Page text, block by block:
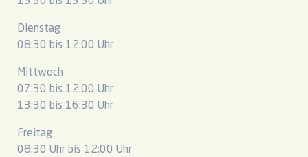
Dienstag
08:30 bis 12:00 Uhr
Mittwoch
07:30 bis 12:00 Uhr
13:30 bis 16:30 Uhr
Freitag
08:30 Uhr bis 12:00 Uhr